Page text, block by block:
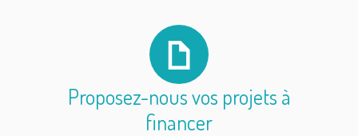
Proposez-nous vos projets à
financer